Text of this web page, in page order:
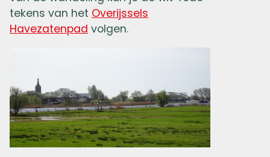
tekens van het Overijssels
Havezatenpad volgen.